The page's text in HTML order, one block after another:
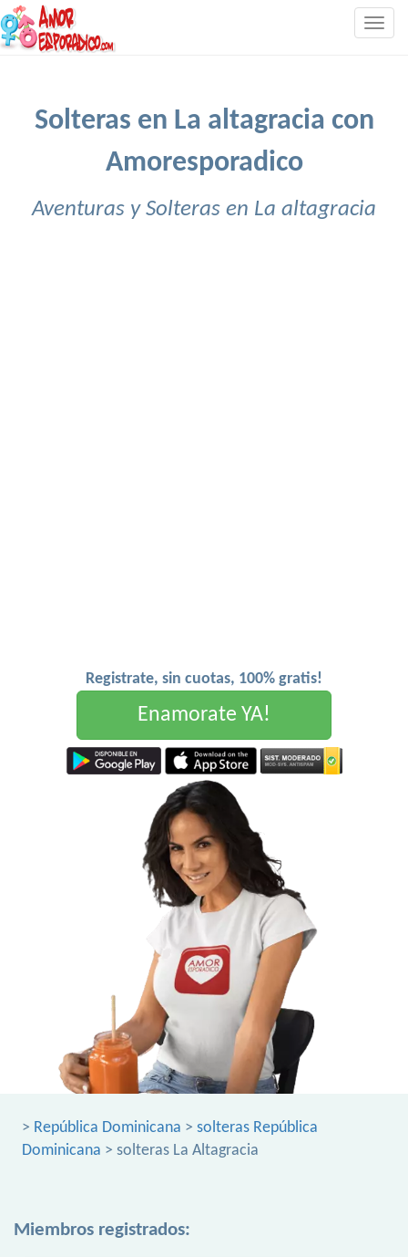
Solteras en La altagracia con
Amoresporadico
Aventuras y Solteras en La altagracia
Registrate, sin cuotas, 100% gratis!
Enamorate YA!
> República Dominicana > solteras República
Dominicana > solteras La Altagracia
Miembros registrados: